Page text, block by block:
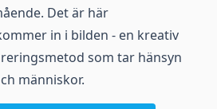
Det är här
in i bilden - en kreativ
som tar hänsyn
människor.